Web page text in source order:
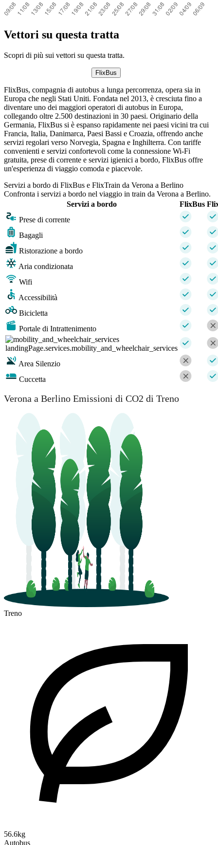
Vettori su questa tratta
Scopri di più sui vettori su questa tratta.
FlixBus
FlixBus, compagnia di autobus a lunga percorrenza, opera sia in
Europa che negli Stati Uniti. Fondata nel 2013, è cresciuta fino a
diventare uno dei maggiori operatori di autobus in Europa,
collegando oltre 2.500 destinazioni in 30 paesi. Originario della
Germania, FlixBus si è espanso rapidamente nei paesi vicini tra cui
Francia, Italia, Danimarca, Paesi Bassi e Croazia, offrendo anche
servizi regolari verso Norvegia, Spagna e Inghilterra. Con tariffe
convenienti e servizi confortevoli come la connessione Wi-Fi
gratuita, prese di corrente e servizi igienici a bordo, FlixBus offre
un'esperienza di viaggio comoda e piacevole.
Servizi a bordo di FlixBus e FlixTrain da Verona a Berlino
Confronta i servizi a bordo nel viaggio in train da Verona a Berlino.
Servizi a bordo
FlixBus
Prese di corrente
Bagagli
Ristorazione a bordo
Aria condizionata
Wifi
Accessibilità
Bicicletta
Portale di Intrattenimento
landingPage.services.mobility_and_wheelchair_services
Area Silenzio
Cuccetta
Verona a Berlino Emissioni di CO2 di Treno
Treno
56.6kg
Autobus